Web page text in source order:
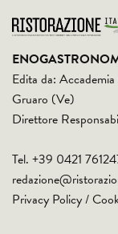
Edita da:
Gruaro (Ve)
Direttore
Tel. +39 0421
Privacy Policy/